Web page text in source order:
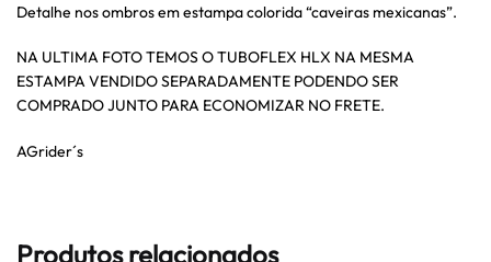
Detalhe nos ombros em estampa colorida “caveiras mexicanas”.
NA ULTIMA FOTO TEMOS O TUBOFLEX HLX NA MESMA
ESTAMPA VENDIDO SEPARADAMENTE PODENDO SER
COMPRADO JUNTO PARA ECONOMIZAR NO FRETE.
AGrider´s
Produtos relacionados